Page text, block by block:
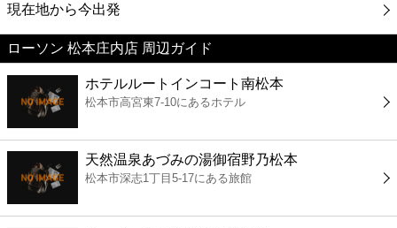
映画
美容
コンビニ
薬局
スーパー
現在地から今出発
ローソン 松本庄内店 周辺ガイド
ホテルルートインコート南松本
松本市高宮東7-10にあるホテル
天然温泉あづみの湯御宿野乃松本
松本市深志1丁目5-17にある旅館